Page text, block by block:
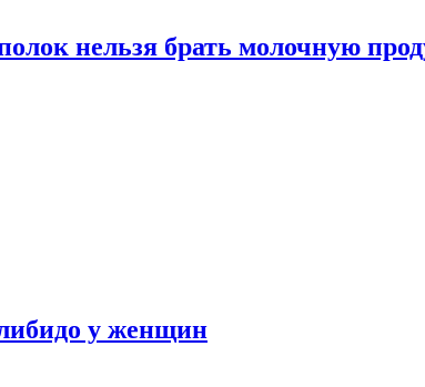
нельзя брать молочную
у женщин